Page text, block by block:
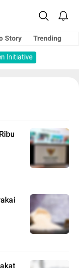
Story
Trending
Initiative